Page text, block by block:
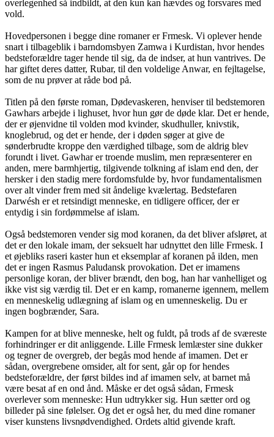
overlegenhed så indbildt, at den kun kan hævdes og forsvares med
vold.
Hovedpersonen i begge dine romaner er Frmesk. Vi oplever hende
snart i tilbageblik i barndomsbyen Zamwa i Kurdistan, hvor hendes
bedsteforældre tager hende til sig, da de indser, at hun vantrives. De
har giftet deres datter, Rubar, til den voldelige Anwar, en fejltagelse,
som de nu prøver at råde bod på.
Titlen på den første roman, Dødevaskeren, henviser til bedstemoren
Gawhars arbejde i lighuset, hvor hun gør de døde klar. Det er hende,
der er øjenvidne til volden mod kvinder, skudhuller, knivstik,
knoglebrud, og det er hende, der i døden søger at give de
sønderbrudte kroppe den værdighed tilbage, som de aldrig blev
forundt i livet. Gawhar er troende muslim, men repræsenterer en
anden, mere barmhjertig, tilgivende tolkning af islam end den, der
hersker i den stadig mere fordomsfulde by, hvor fundamentalismen
over alt vinder frem med sit åndelige kvælertag. Bedstefaren
Darwésh er et retsindigt menneske, en tidligere officer, der er
entydig i sin fordømmelse af islam.
Også bedstemoren vender sig mod koranen, da det bliver afsløret, at
det er den lokale imam, der seksuelt har udnyttet den lille Frmesk. I
et øjebliks raseri kaster hun et eksemplar af koranen på ilden, men
det er ingen Rasmus Paludansk provokation. Det er imamens
personlige koran, der bliver brændt, den bog, han har vanhelliget og
ikke vist sig værdig til. Det er en kamp, romanerne igennem, mellem
en menneskelig udlægning af islam og en umenneskelig. Du er
ingen bogbrænder, Sara.
Kampen for at blive menneske, helt og fuldt, på trods af de sværeste
forhindringer er dit anliggende. Lille Frmesk lemlæster sine dukker
og tegner de overgreb, der begås mod hende af imamen. Det er
sådan, overgrebene omsider, alt for sent, går op for hendes
bedsteforældre, der først bildes ind af imamen selv, at barnet må
være besat af en ond ånd. Måske er det også sådan, Frmesk
overlever som menneske: Hun udtrykker sig. Hun sætter ord og
billeder på sine følelser. Og det er også her, du med dine romaner
viser kunstens livsnødvendighed. Ordets altid givende kraft.